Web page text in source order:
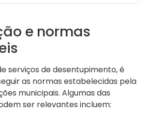
e normas
serviços de desentupimento, é
as normas estabelecidas pela
municipais. Algumas das
ser relevantes incluem: